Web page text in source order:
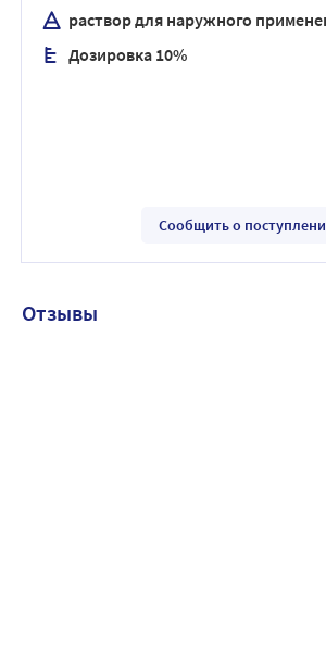
раствор для наружного
Дозировка 10%
Сообщить о
Отзывы